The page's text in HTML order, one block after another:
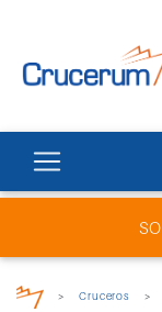
> Cruceros >